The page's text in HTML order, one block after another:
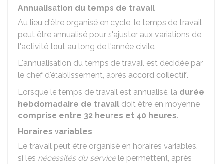
Annualisation du temps de travail
Au lieu d'être organisé en cycle, le temps de travail
peut être annualisé pour s'ajuster aux variations de
l'activité tout au long de l'année civile.
L'annualisation du temps de travail est décidée par
le chef d'établissement, après accord collectif.
Lorsque le temps de travail est annualisé, la durée
hebdomadaire de travail doit être en moyenne
comprise entre 32 heures et 40 heures.
Horaires variables
Le travail peut être organisé en horaires variables,
si les nécessités du servicele permettent, après